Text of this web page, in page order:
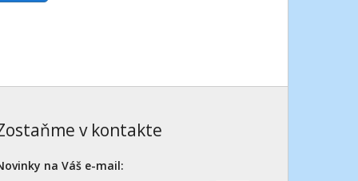
v kontakte
na Váš e-mail: